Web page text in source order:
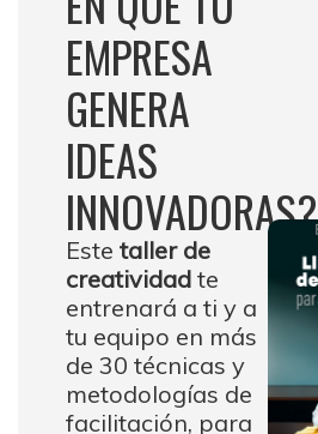
EMPRESA
GENERA
IDEAS
INNOVADORAS?
Este taller de
creatividad te
entrenará a ti y a
tu equipo en más
de 30 técnicas y
metodologías de
facilitación, para